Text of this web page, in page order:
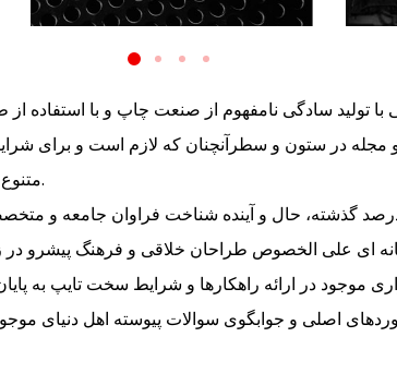
مجله در ستون و سطرآنچنان که لازم است و برای
متنوع با هدف بهبود ابزارهای کاربردی می باشد.
گذشته، حال و آینده شناخت فراوان جامعه و
ای علی الخصوص طراحان خلاقی و فرهنگ پیشرو
موجود در ارائه راهکارها و شرایط سخت تایپ به